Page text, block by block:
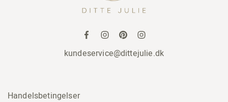
kundeservice@dittejulie.dk
Handelsbetingelser